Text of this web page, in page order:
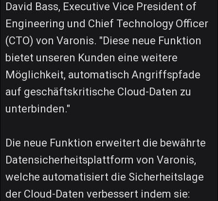
David Bass, Executive Vice President of
Engineering und Chief Technology Officer
(CTO) von Varonis. "Diese neue Funktion
bietet unseren Kunden eine weitere
Möglichkeit, automatisch Angriffspfade
auf geschäftskritische Cloud-Daten zu
unterbinden."
Die neue Funktion erweitert die bewährte
Datensicherheitsplattform von Varonis,
welche automatisiert die Sicherheitslage
der Cloud-Daten verbessert indem sie: